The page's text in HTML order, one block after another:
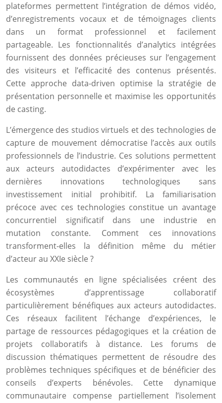
plateformes permettent l’intégration de démos vidéo,
d’enregistrements vocaux et de témoignages clients
dans un format professionnel et facilement
partageable. Les fonctionnalités d’analytics intégrées
fournissent des données précieuses sur l’engagement
des visiteurs et l’efficacité des contenus présentés.
Cette approche data-driven optimise la stratégie de
présentation personnelle et maximise les opportunités
de casting.
L’émergence des studios virtuels et des technologies de
capture de mouvement démocratise l’accès aux outils
professionnels de l’industrie. Ces solutions permettent
aux acteurs autodidactes d’expérimenter avec les
dernières innovations technologiques sans
investissement initial prohibitif. La familiarisation
précoce avec ces technologies constitue un avantage
concurrentiel significatif dans une industrie en
mutation constante. Comment ces innovations
transforment-elles la définition même du métier
d’acteur au XXIe siècle ?
Les communautés en ligne spécialisées créent des
écosystèmes d’apprentissage collaboratif
particulièrement bénéfiques aux acteurs autodidactes.
Ces réseaux facilitent l’échange d’expériences, le
partage de ressources pédagogiques et la création de
projets collaboratifs à distance. Les forums de
discussion thématiques permettent de résoudre des
problèmes techniques spécifiques et de bénéficier des
conseils d’experts bénévoles. Cette dynamique
communautaire compense partiellement l’isolement